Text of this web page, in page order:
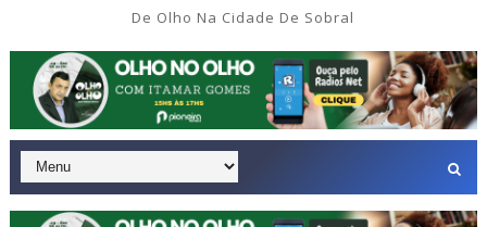
De Olho Na Cidade De Sobral